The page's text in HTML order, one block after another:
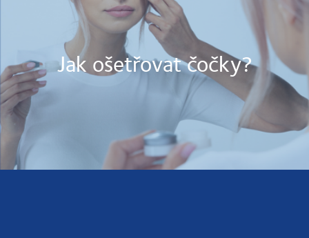
Jak ošetřovat čočky?